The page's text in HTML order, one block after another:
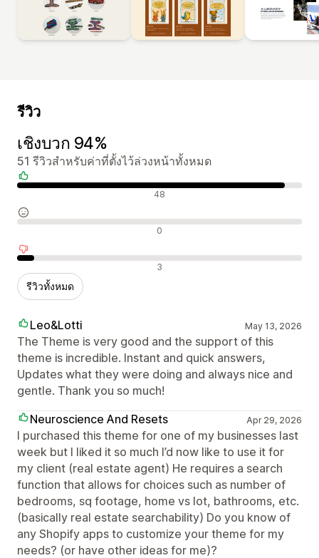
รีวิว
เชิงบวก 94%
51 รีวิวสำหรับค่าที่ตั้งไว้ล่วงหน้าทั้งหมด
รีวิวเชิงบวก 48
รีวิวที่เป็นกลาง 0
รีวิวเชิงลบ 3
รีวิวทั้งหมด
Leo&Lotti May 13, 2026
The Theme is very good and the support of this
theme is incredible. Instant and quick answers,
Updates what they were doing and always nice and
gentle. Thank you so much!
Neuroscience And Resets
Apr 29, 2026
I purchased this theme for one of my businesses last
week but I liked it so much I’d now like to use it for
my client (real estate agent) He requires a search
function that allows for choices such as number of
bedrooms, sq footage, home vs lot, bathrooms, etc.
(basically real estate searchability) Do you know of
any Shopify apps to customize your theme for my
needs? (or have other ideas for me)?